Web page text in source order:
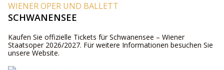
WIENER OPER UND BALLETT
SCHWANENSEE
Kaufen Sie offizielle Tickets für Schwanensee – Wiener
Staatsoper 2026/2027. Für weitere Informationen besuchen Sie
unsere Website.